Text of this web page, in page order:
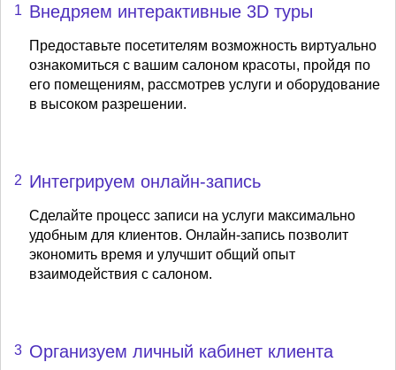
1 Внедряем интерактивные 3D туры
Предоставьте посетителям возможность виртуально
ознакомиться с вашим салоном красоты, пройдя по
его помещениям, рассмотрев услуги и оборудование
в высоком разрешении.
2 Интегрируем онлайн-запись
Сделайте процесс записи на услуги максимально
удобным для клиентов. Онлайн-запись позволит
экономить время и улучшит общий опыт
взаимодействия с салоном.
3 Организуем личный кабинет клиента